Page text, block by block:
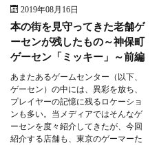
2019年08月16日
本の街を見守ってきた老舗ゲ
ーセンが残したもの～神保町
ゲーセン「ミッキー」～前編
あまたあるゲームセンター（以下、
ゲーセン）の中には、異彩を放ち、
プレイヤーの記憶に残るロケーショ
ンも多い。当メディアではそんなゲ
ーセンを度々紹介してきたが、今回
紹介する店舗も、東京のゲーマーた